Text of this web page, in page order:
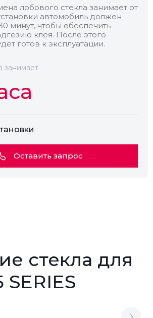
Нет
лобового стекла занимает от
автомобиль должен
минут, чтобы обеспечить
клея. После этого
готов к эксплуатации.
занимает
Оставить запрос
стекла для
SERIES